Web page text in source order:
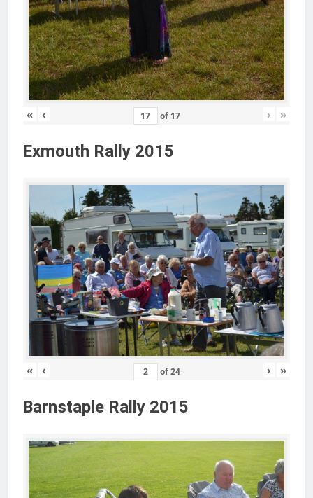
« ‹ of 17 › »
Exmouth Rally 2015
« ‹ of24 › »
Barnstaple Rally 2015